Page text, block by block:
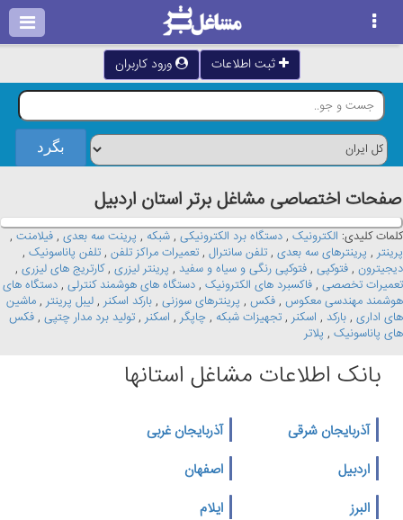
ثبت اطلاعات ورود کاربران
صفحات اختصاصی مشاغل برتر استان اردبيل
کلمات کلیدی: الکترونیک , دستگاه برد الکترونیکی , شبکه , پرینت سه بعدی , فیلامنت ,
پرینتر , پرینترهای سه بعدی , تلفن سانترال , تعمیرات مراکز تلفن , تلفن پاناسونیک ,
دیجیترون , فتوکپی , فتوکپی رنگی و سیاه و سفید , پرینتر لیزری ,کارتریج های لیزری ,
تعمیرات تخصصی , فاکسبرد های الکترونیک , دستگاه های هوشمند کنترلی , دستگاه های
هوشمند مهندسی معکوس , فکس , پرینترهای سوزنی , بارکد اسکنر , لیبل پرینتر , ماشین
های اداری , بارکد , اسکنر , تجهیزات شبکه , چاپگر , اسکنر , تولید برد مدار چتپی , فکس
های پاناسونیک , پلاتر
بانک اطلاعات مشاغل استانها
آذربایجان شرقی
آذربایجان غربی
اردبیل
اصفهان
البرز
ایلام